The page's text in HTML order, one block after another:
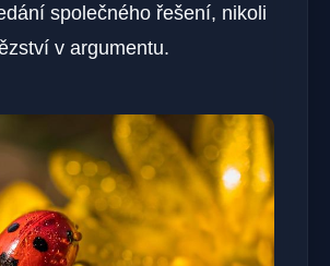
společného řešení, nikoli
v argumentu.